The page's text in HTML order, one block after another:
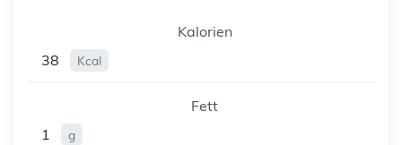
Kalorien
38
Kcal
Fett
1
g